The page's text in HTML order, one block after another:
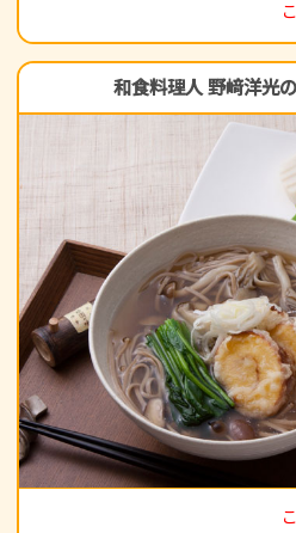
和食料理人 野﨑洋光